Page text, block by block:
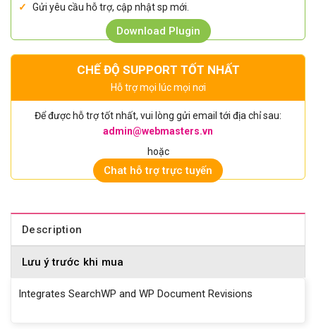
Gửi yêu cầu hỗ trợ, cập nhật sp mới.
Download Plugin
CHẾ ĐỘ SUPPORT TỐT NHẤT
Hỗ trợ mọi lúc mọi nơi
Để được hỗ trợ tốt nhất, vui lòng gửi email tới địa chỉ sau:
admin@webmasters.vn
hoặc
Chat hỗ trợ trực tuyến
Description
Lưu ý trước khi mua
Integrates SearchWP and WP Document Revisions